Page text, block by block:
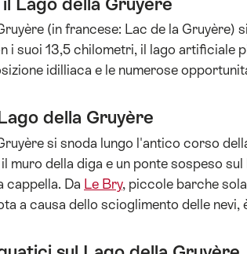
(in francese: Lac de la
i suoi 13,5 chilometri, il lago artificiale
idilliaca e le numerose
della Gruyère
si snoda lungo l'antico corso
muro della diga e un ponte sospeso
cappella. Da Le Bry, piccole barche
a causa dello scioglimento delle